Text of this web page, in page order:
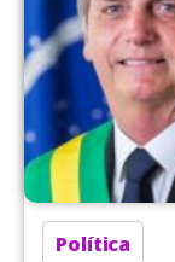
Política